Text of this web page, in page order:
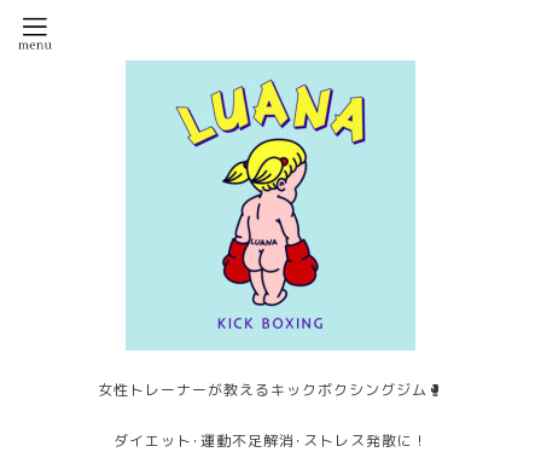
女性トレーナーが教えるキックボクシングジム🥊
ダイエット･運動不足解消･ストレス発散に！